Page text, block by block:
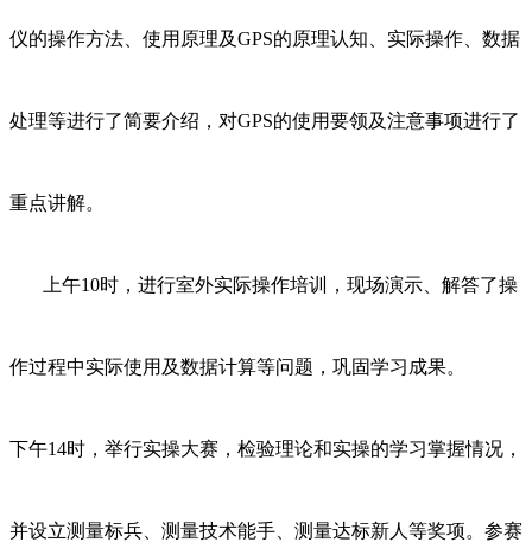
仪的操作方法、使用原理及GPS的原理认知、实际操作、数据
处理等进行了简要介绍，对GPS的使用要领及注意事项进行了
重点讲解。
上午10时，进行室外实际操作培训，现场演示、解答了操
作过程中实际使用及数据计算等问题，巩固学习成果。
下午14时，举行实操大赛，检验理论和实操的学习掌握情况，
并设立测量标兵、测量技术能手、测量达标新人等奖项。参赛